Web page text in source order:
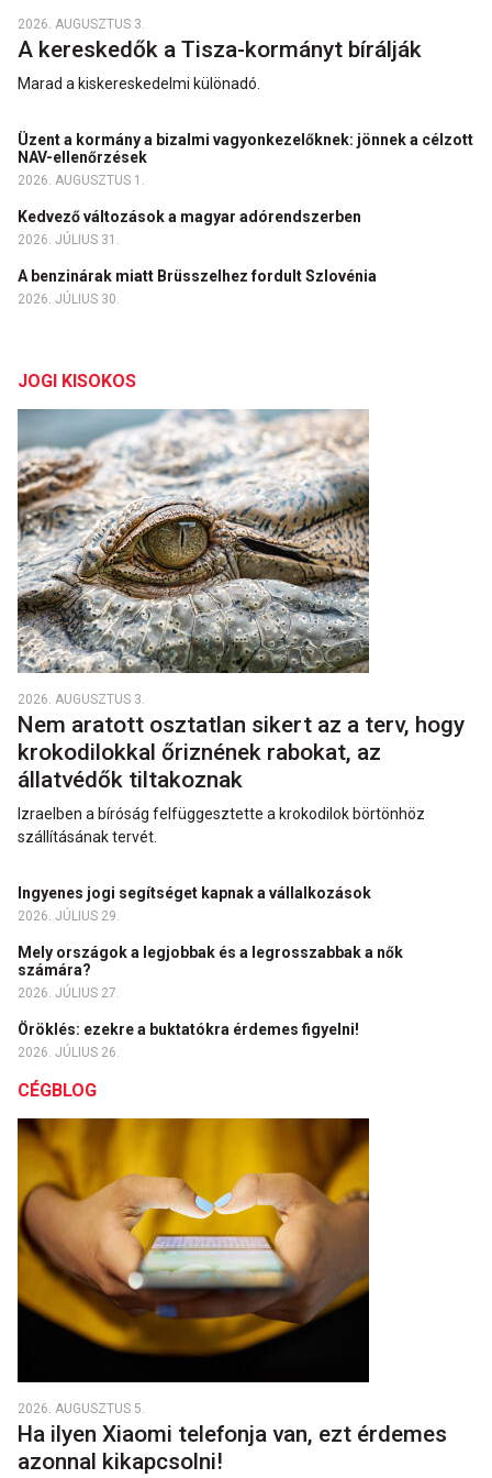
2026. AUGUSZTUS 3.
A kereskedők a Tisza-kormányt bírálják
Marad a kiskereskedelmi különadó.
Üzent a kormány a bizalmi vagyonkezelőknek: jönnek a célzott
NAV-ellenőrzések
2026. AUGUSZTUS 1.
Kedvező változások a magyar adórendszerben
2026. JÚLIUS 31.
A benzinárak miatt Brüsszelhez fordult Szlovénia
2026. JÚLIUS 30.
JOGI KISOKOS
2026. AUGUSZTUS 3.
Nem aratott osztatlan sikert az a terv, hogy
krokodilokkal őriznének rabokat, az
állatvédők tiltakoznak
Izraelben a bíróság felfüggesztette a krokodilok börtönhöz
szállításának tervét.
Ingyenes jogi segítséget kapnak a vállalkozások
2026. JÚLIUS 29.
Mely országok a legjobbak és a legrosszabbak a nők
számára?
2026. JÚLIUS 27.
Öröklés: ezekre a buktatókra érdemes figyelni!
2026. JÚLIUS 26.
CÉGBLOG
2026. AUGUSZTUS 5.
Ha ilyen Xiaomi telefonja van, ezt érdemes
azonnal kikapcsolni!